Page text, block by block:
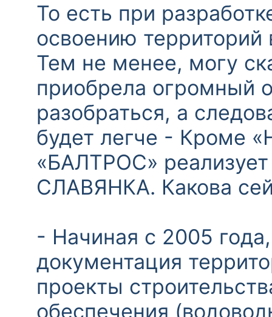
То есть при
освоению
Тем не менее, могу
приобрела огромный
разобраться, а
будет легче - Кроме
«БАЛТРОС»
СЛАВЯНКА. Какова
- Начиная с 2005
документация
проекты
обеспечения